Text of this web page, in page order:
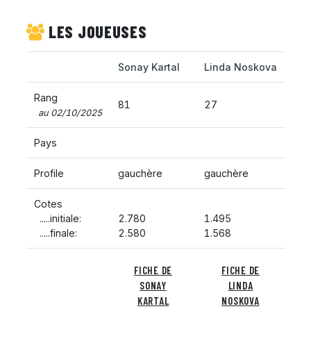
LES JOUEUSES
Sonay Kartal Linda Noskova
Rang
au 02/10/2025
81 27
Pays
Profile gauchère gauchère
Cotes
.....initiale:
.....finale:
2.780
2.580
1.495
1.568
FICHE DE
SONAY
KARTAL
FICHE DE
LINDA
NOSKOVA